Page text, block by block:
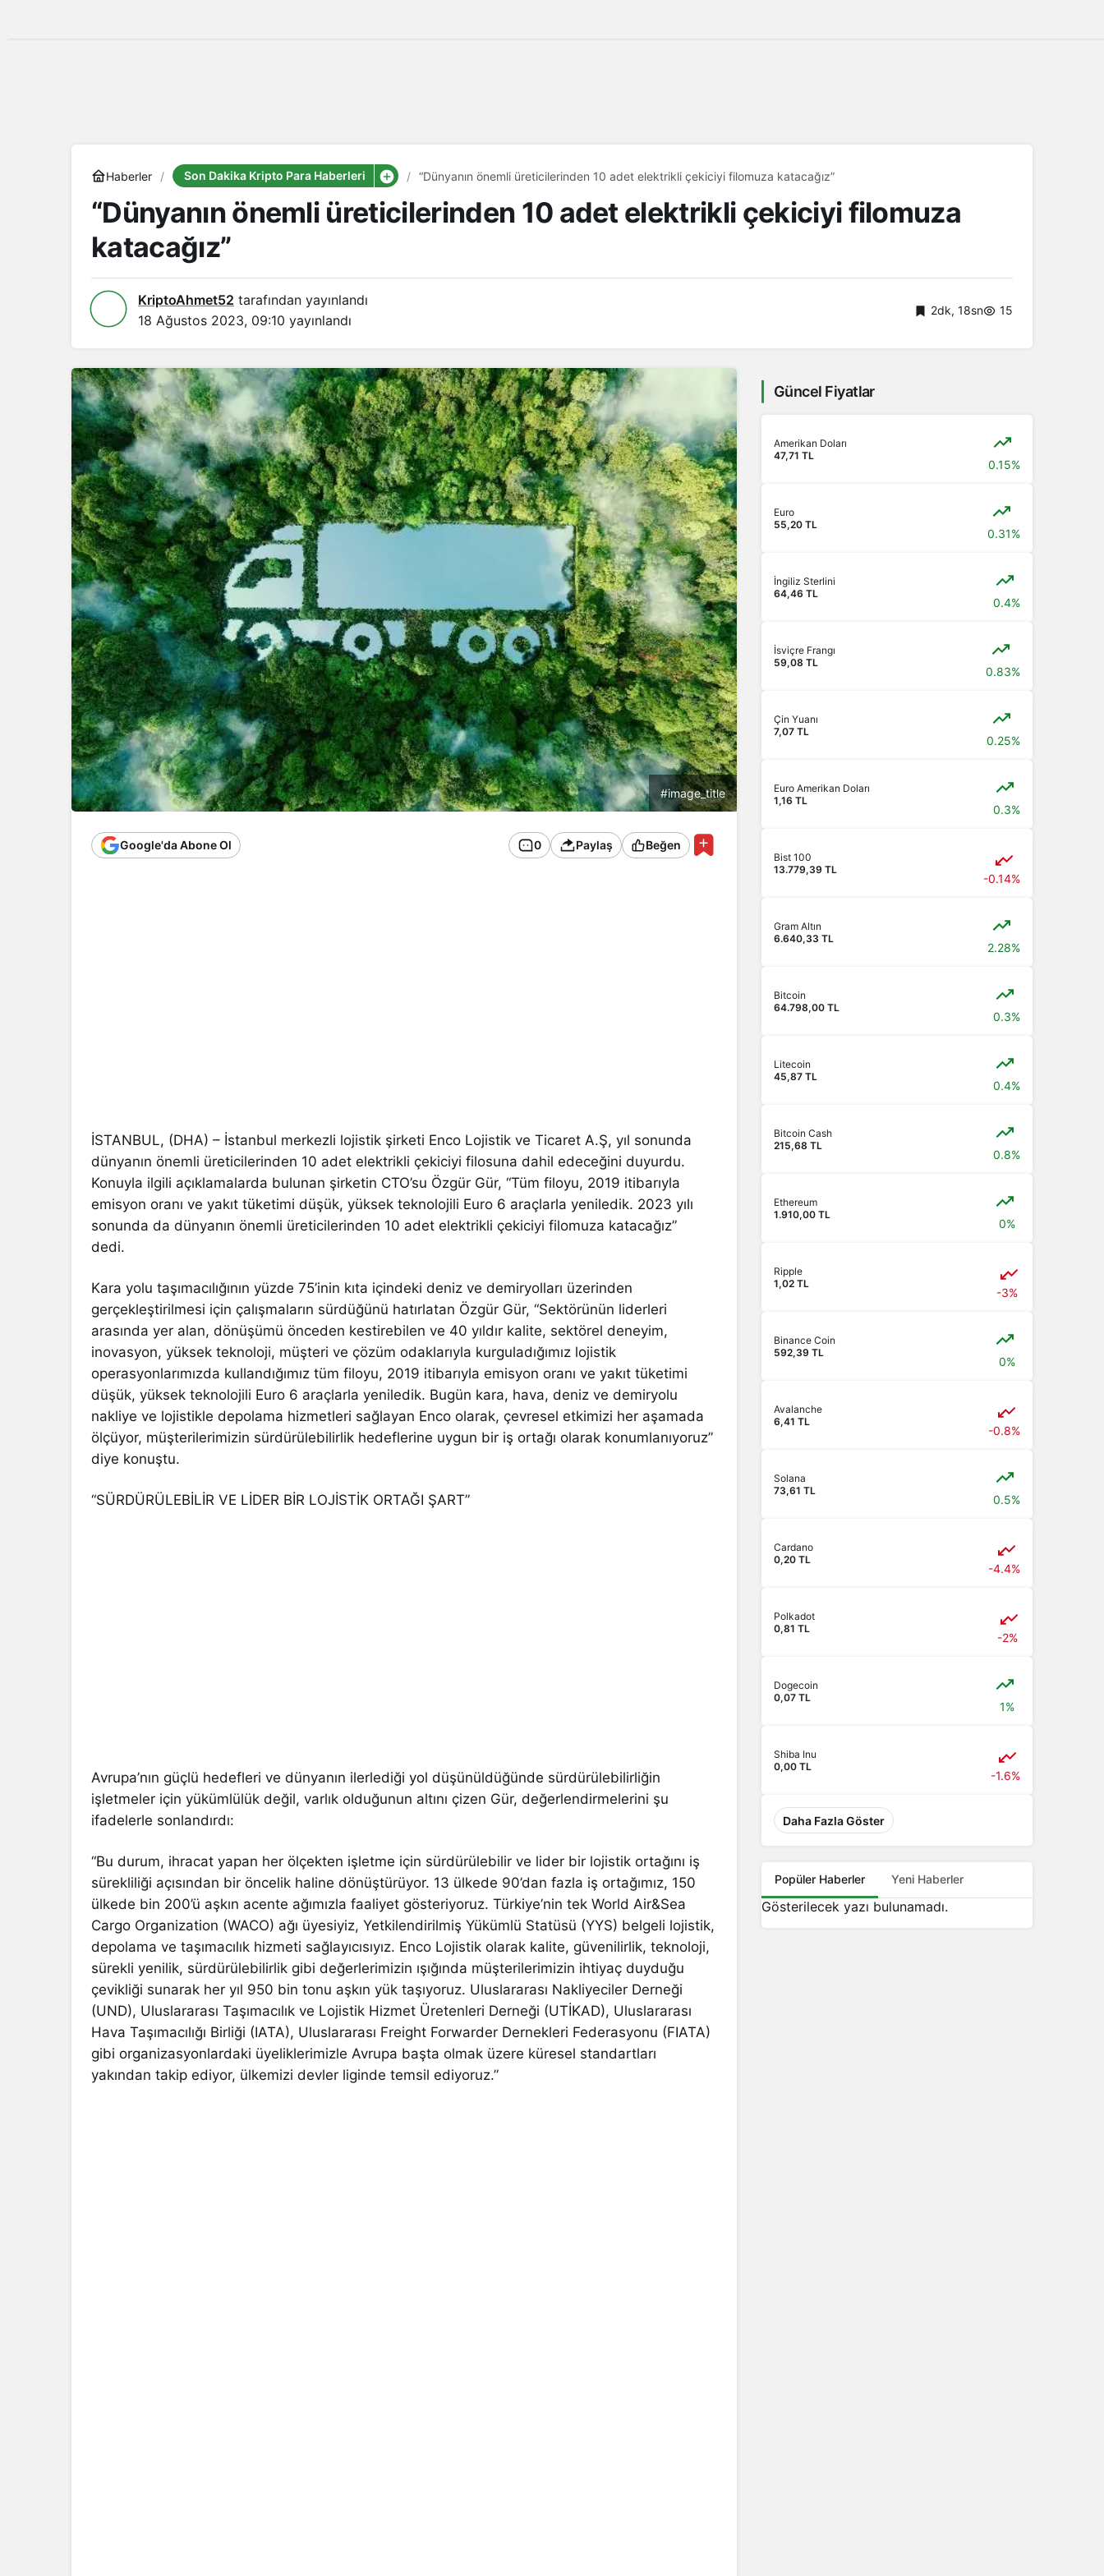
Haberler Son Dakika Kripto Para Haberleri “Dünyanın önemli üreticilerinden 10 adet elektrikli çekiciyi filomuza katacağız”
“Dünyanın önemli üreticilerinden 10 adet elektrikli çekiciyi filomuza
katacağız”
KriptoAhmet52 tarafından yayınlandı
18 Ağustos 2023, 09:10 yayınlandı
2dk, 18sn 15
#image_title
Google'da Abone Ol 0 Paylaş Beğen
İSTANBUL, (DHA) – İstanbul merkezli lojistik şirketi Enco Lojistik ve Ticaret A.Ş, yıl sonunda
dünyanın önemli üreticilerinden 10 adet elektrikli çekiciyi filosuna dahil edeceğini duyurdu.
Konuyla ilgili açıklamalarda bulunan şirketin CTO’su Özgür Gür, “Tüm filoyu, 2019 itibarıyla
emisyon oranı ve yakıt tüketimi düşük, yüksek teknolojili Euro 6 araçlarla yeniledik. 2023 yılı
sonunda da dünyanın önemli üreticilerinden 10 adet elektrikli çekiciyi filomuza katacağız”
dedi.
Kara yolu taşımacılığının yüzde 75’inin kıta içindeki deniz ve demiryolları üzerinden
gerçekleştirilmesi için çalışmaların sürdüğünü hatırlatan Özgür Gür, “Sektörünün liderleri
arasında yer alan, dönüşümü önceden kestirebilen ve 40 yıldır kalite, sektörel deneyim,
inovasyon, yüksek teknoloji, müşteri ve çözüm odaklarıyla kurguladığımız lojistik
operasyonlarımızda kullandığımız tüm filoyu, 2019 itibarıyla emisyon oranı ve yakıt tüketimi
düşük, yüksek teknolojili Euro 6 araçlarla yeniledik. Bugün kara, hava, deniz ve demiryolu
nakliye ve lojistikle depolama hizmetleri sağlayan Enco olarak, çevresel etkimizi her aşamada
ölçüyor, müşterilerimizin sürdürülebilirlik hedeflerine uygun bir iş ortağı olarak konumlanıyoruz”
diye konuştu.
“SÜRDÜRÜLEBİLİR VE LİDER BİR LOJİSTİK ORTAĞI ŞART”
Avrupa’nın güçlü hedefleri ve dünyanın ilerlediği yol düşünüldüğünde sürdürülebilirliğin
işletmeler için yükümlülük değil, varlık olduğunun altını çizen Gür, değerlendirmelerini şu
ifadelerle sonlandırdı:
“Bu durum, ihracat yapan her ölçekten işletme için sürdürülebilir ve lider bir lojistik ortağını iş
sürekliliği açısından bir öncelik haline dönüştürüyor. 13 ülkede 90’dan fazla iş ortağımız, 150
ülkede bin 200’ü aşkın acente ağımızla faaliyet gösteriyoruz. Türkiye’nin tek World Air&Sea
Cargo Organization (WACO) ağı üyesiyiz, Yetkilendirilmiş Yükümlü Statüsü (YYS) belgeli lojistik,
depolama ve taşımacılık hizmeti sağlayıcısıyız. Enco Lojistik olarak kalite, güvenilirlik, teknoloji,
sürekli yenilik, sürdürülebilirlik gibi değerlerimizin ışığında müşterilerimizin ihtiyaç duyduğu
çevikliği sunarak her yıl 950 bin tonu aşkın yük taşıyoruz. Uluslararası Nakliyeciler Derneği
(UND), Uluslararası Taşımacılık ve Lojistik Hizmet Üretenleri Derneği (UTİKAD), Uluslararası
Hava Taşımacılığı Birliği (IATA), Uluslararası Freight Forwarder Dernekleri Federasyonu (FIATA)
gibi organizasyonlardaki üyeliklerimizle Avrupa başta olmak üzere küresel standartları
yakından takip ediyor, ülkemizi devler liginde temsil ediyoruz.”
Güncel Fiyatlar
Amerikan Doları
47,71 TL
0.15%
Euro
55,20 TL
0.31%
İngiliz Sterlini
64,46 TL
0.4%
İsviçre Frangı
59,08 TL
0.83%
Çin Yuanı
7,07 TL
0.25%
Euro Amerikan Doları
1,16 TL
0.3%
Bist 100
13.779,39 TL
-0.14%
Gram Altın
6.640,33 TL
2.28%
Bitcoin
64.798,00 TL
0.3%
Litecoin
45,87 TL
0.4%
Bitcoin Cash
215,68 TL
0.8%
Ethereum
1.910,00 TL
0%
Ripple
1,02 TL
-3%
Binance Coin
592,39 TL
0%
Avalanche
6,41 TL
-0.8%
Solana
73,61 TL
0.5%
Cardano
0,20 TL
-4.4%
Polkadot
0,81 TL
-2%
Dogecoin
0,07 TL
1%
Shiba Inu
0,00 TL
-1.6%
Daha Fazla Göster
Popüler Haberler Yeni Haberler
Gösterilecek yazı bulunamadı.